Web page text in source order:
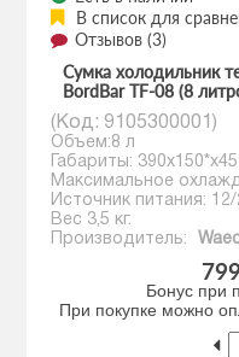
В список для
Отзывов (3)
Сумка холодильник
BordBar TF-08 (8
(Код: 9105300001 )
Объем:8 л
Габариты:
Максимальное
Источник питания: 12/
Вес 3,5 кг.
Производитель:
Бонус при
При покупке можно